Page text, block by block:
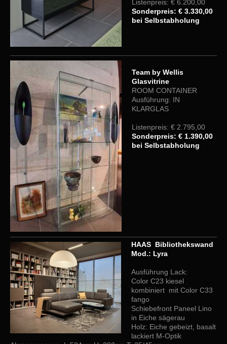
Listenpreis: € 6.200,00
Sonderpreis: € 3.330,00
bei Selbstabholung
Team by Wellis
Glasvitrine
ROOM CONTAINER
Ausführung: IN
KLARGLAS
Listenpreis: € 2.795,00
Sonderpreis: € 1.390,00
bei Selbstabholung
HAAS Bibliothekswand
Mod.: Lyra
Ausführung Lack:
Color C23 kiesel
kombiniert mit Color C33
fango
Schiebefront Paneel Lino
in Eiche sägerau
Holz: Eiche gebeizt, basalt
lackiert M-Optik